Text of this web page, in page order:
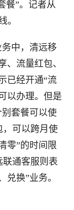
餐”。记者从
。
中，清远移
、流量红包、
已经开通“流
以办理。但是
套餐可以使
，可以跨月使
零”的时间限
通客服则表
兑换”业务。